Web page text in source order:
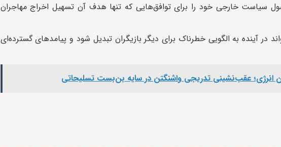
اصول سیاست خارجی خود را برای توافق‌هایی که تنها هدف آن تسهیل اخراج مهاجران
در آینده به الگویی خطرناک برای دیگر بازیگران تبدیل شود و پیامدهای گسترده‌ای
انرژی؛ عقب‌نشینی تدریجی واشنگتن در سایه بن‌بست تسلیحاتی